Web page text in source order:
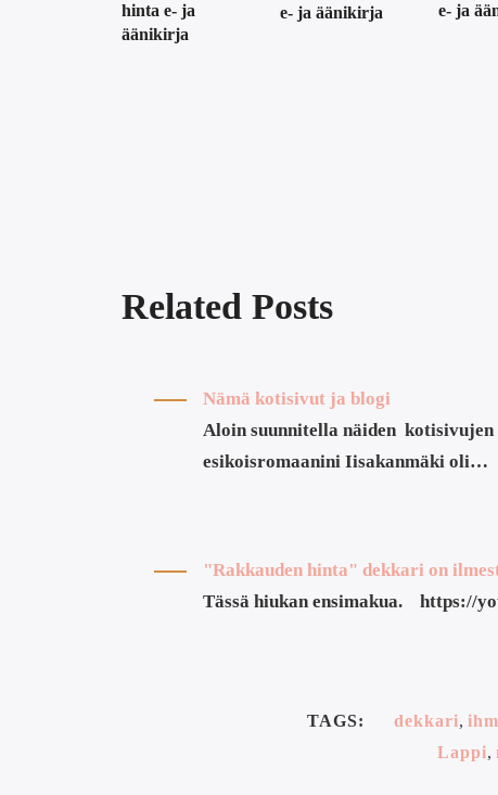
hinta e- ja
äänikirja
e- ja äänikirja
e- ja
Related Posts
Nämä kotisivut ja blogi
Aloin suunnitella näiden
esikoisromaanini Iisakanmäki oli…
"Rakkauden hinta" dekkari on
Tässä hiukan ensimakua. https://
TAGS: dekkari,
Lappi,